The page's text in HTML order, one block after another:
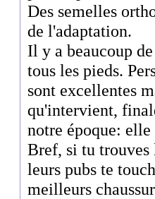
Des semelles
de l'adaptation.
Il y a beaucoup
tous les pieds.
sont excellentes
qu'intervient,
notre époque: elle
Bref, si tu trouves
leurs pubs te
meilleurs